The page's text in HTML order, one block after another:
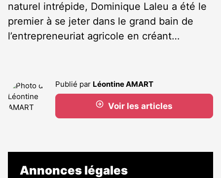
naturel intrépide, Dominique Laleu a été le
premier à se jeter dans le grand bain de
l’entrepreneuriat agricole en créant…
Publié par Léontine AMART
Voir les articles
Annonces légales